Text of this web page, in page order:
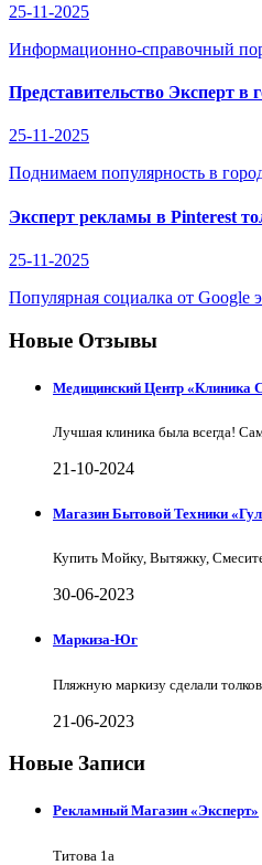
25-11-2025
Информационно-справочный
Представительство Эксперт в
25-11-2025
Поднимаем популярность в
Эксперт рекламы в Pinterest
25-11-2025
Популярная социалка от Google
Новые Отзывы
Медицинский Центр
Лучшая клиника была всегда!
21-10-2024
Магазин Бытовой Техники
Купить Мойку, Вытяжку,
30-06-2023
Маркиза-Юг
Пляжную маркизу сделали
21-06-2023
Новые Записи
Рекламный Магазин «Эксперт»
Титова 1а